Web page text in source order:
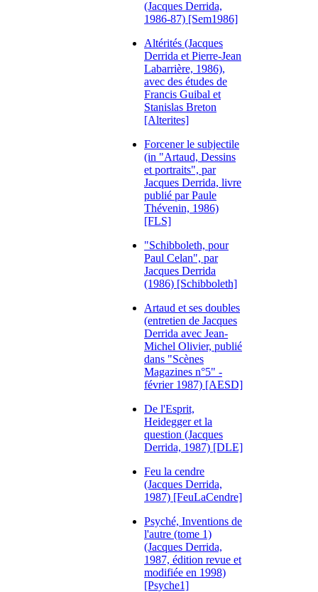
(Jacques Derrida,
1986-87) [Sem1986]
Altérités (Jacques
Derrida et Pierre-Jean
Labarrière, 1986),
avec des études de
Francis Guibal et
Stanislas Breton
[Alterites]
Forcener le subjectile
(in "Artaud, Dessins
et portraits", par
Jacques Derrida, livre
publié par Paule
Thévenin, 1986)
[FLS]
"Schibboleth, pour
Paul Celan", par
Jacques Derrida
(1986) [Schibboleth]
Artaud et ses doubles
(entretien de Jacques
Derrida avec Jean-
Michel Olivier, publié
dans "Scènes
Magazines n°5" -
février 1987) [AESD]
De l'Esprit,
Heidegger et la
question (Jacques
Derrida, 1987) [DLE]
Feu la cendre
(Jacques Derrida,
1987) [FeuLaCendre]
Psyché, Inventions de
l'autre (tome 1)
(Jacques Derrida,
1987, édition revue et
modifiée en 1998)
[Psyche1]